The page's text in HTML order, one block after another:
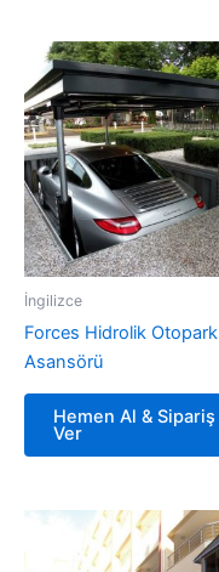
İngilizce
Forces Hidrolik Otopark
Asansörü
Hemen Al & Sipariş
Ver